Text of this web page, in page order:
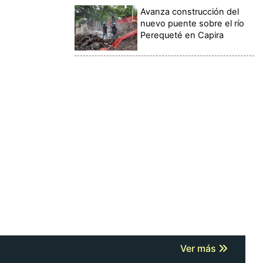
Avanza construcción del
nuevo puente sobre el río
Perequeté en Capira
Ver más